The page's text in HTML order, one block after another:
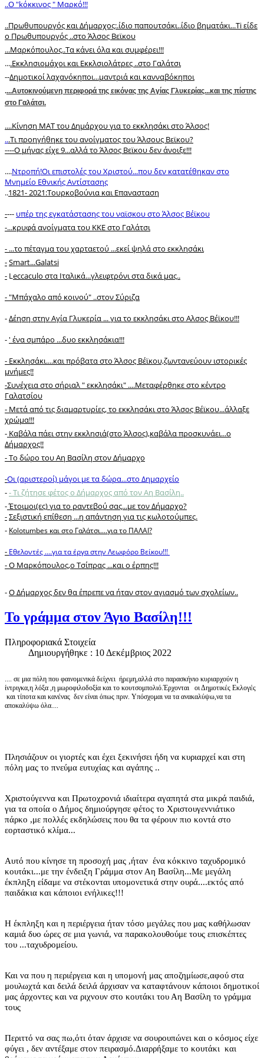
..O "kόκκινος " Μαρκό!!!
..Πρωθυπουργός και Δήμαρχος:.ίδιο παπουτσάκι..ίδιο βηματάκι...Ti είδε
ο Πρωθυπουργός ..στο Άλσος Βεϊκου
...Μαρκόπουλος..Τα κάνει όλα και συμφέρει!!!
....Εκκλησιομάχοι και Εκκλσιολάτρες ..στο Γαλάτσι
--Δημοτικοί λαχανόκηποι...μαντριά και κανναβόκηποι
....Αυτοκινούμενη περιφορά της εικόνας της Αγίας Γλυκερίας...και της πίστης
στο Γαλάτσι.
....Κίνηση ΜΑΤ του Δημάρχου για το εκκλησάκι στο Άλσος!
...Τι προηγήθηκε του ανοίγματος του Άλσους Βεϊκου?
----Ο μήνας είχε 9...αλλά το Άλσος Βεϊκου δεν άνοιξε!!!
....Ντροπή!Οι επιστολές του Χριστού...που δεν κατατέθηκαν στο
Μνημείο Εθνικής Αντίστασης
..1821- 2021:Toυρκοβούνια και Επανασταση
---- υπέρ της εγκατάστασης του ναϊσκου στο Άλσος Βέϊκου
-...κρυφά ανοίγματα του ΚΚΕ στο Γαλάτσι
- ...το πέταγμα του χαρταετού ...εκεί ψηλά στο εκκλησάκι
-Smart...Galatsi
- Leccaculo στα Ιταλικά...γλειφτρόνι στα δικά μας..
- "Mπάχαλο από κοινού" ..στον Σύριζα
-Δέηση στην Αγία Γλυκερία ... για το εκκλησάκι στο Αλσος Βέϊκου!!!
-' ένα σμπάρο ...δυο εκκλησάκια!!!
- Εκκλησάκι....και πρόβατα στο Άλσος Βέϊκου,ζωντανεύουν ιστορικές
μνήμες!!
-Συνέχεια στο σήριαλ " εκκλησάκι" ....Μεταφέρθηκε στο κέντρο
Γαλατσίου
- Μετά από τις διαμαρτυρίες, τo εκκλησάκι στο Άλσος Βέϊκου...άλλαξε
χρώμα!!!
- Καβάλα πάει στην εκκλησιά(στο Άλσος),καβάλα προσκυνάει...ο
Δήμαρχος!!
-Το δώρο του Αη Βασίλη στον Δήμαρχο
-Οι (αριστεροί) μάγοι με τα δώρα...στο Δημαρχείο
-- Τι ζήτησε φέτος ο Δήμαρχος από τον Αη Βασίλη..
-Έτοιμοι(ες) για το ραντεβού σας...με τον Δήμαρχο?
-Σεξιστική επίθεση ...η απάντηση για τις κωλοτούμπες.
- Kolotumbes και στο Γαλάτσι....για το ΠΑΛΑΙ?
- Εθελοντές ....για τα έργα στην Λεωφόρο Βείκου!!!
- Ο Μαρκόπουλος,ο Τσίπρας ...και ο έρπης!!!
-Ο Δήμαρχος δεν θα έπρεπε να ήταν στον αγιασμό των σχολείων..
Το γράμμα στον Άγιο Βασίλη!!!
Πληροφοριακά Στοιχεία
Δημιουργήθηκε : 10 Δεκέμβριος 2022
.... σε μια πόλη που φαινομενικά δείχνει ήρεμη,αλλά στο παρασκήνιο κυριαρχούν η
ίντριγκα,η λόξα ,η μωροφιλοδοξία και το κουτσομπολιό.Έρχονται οι Δημοτικές Εκλογές
και τίποτα και κανένας δεν είναι όπως πριν. Υπόσχομαι να τα ανακαλύψω,να τα
αποκαλύψω όλα....
Πλησιάζουν οι γιορτές και έχει ξεκινήσει ήδη να κυριαρχεί και στη
πόλη μας το πνεύμα ευτυχίας και αγάπης ..
Χριστούγεννα και Πρωτοχρονιά ιδιαίτερα αγαπητά στα μικρά παιδιά,
για τα οποία ο Δήμος δημιούργησε φέτος το Χριστουγεννιάτικο
πάρκο ,με πολλές εκδηλώσεις που θα τα φέρουν πιο κοντά στο
εορταστικό κλίμα...
Αυτό που κίνησε τη προσοχή μας ,ήταν ένα κόκκινο ταχυδρομικό
κουτάκι...με την ένδειξη Γράμμα στον Αη Βασίλη...Με μεγάλη
έκπληξη είδαμε να στέκονται υπομονετικά στην ουρά....εκτός από
παιδάκια και κάποιοι ενήλικες!!!
Η έκπληξη και η περιέργεια ήταν τόσο μεγάλες που μας καθήλωσαν
καμιά δυο ώρες σε μια γωνιά, να παρακολουθούμε τους επισκέπτες
του ...ταχυδρομείου.
Και να που η περιέργεια και η υπομονή μας αποζημίωσε,αφού στα
μουλωχτά και δειλά δειλά άρχισαν να καταφτάνουν κάποιοι δημοτικοί
μας άρχοντες και να ριχνουν στο κουτάκι του Αη Βασίλη το γράμμα
τους
Περιττό να σας πω,ότι όταν άρχισε να σουρουπώνει και ο κόσμος είχε
φύγει , δεν αντέξαμε στον πειρασμό.Διαρρήξαμε το κουτάκι και